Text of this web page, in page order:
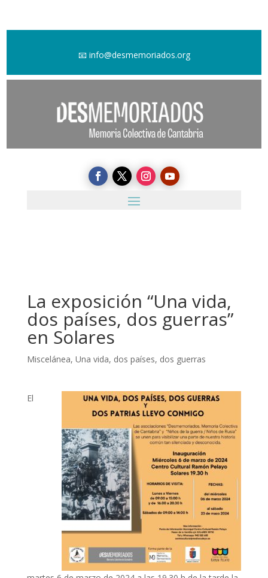
📧 info@desmemoriados.org
La exposición “Una vida,
dos países, dos guerras”
en Solares
Miscelánea, Una vida, dos países, dos guerras
El